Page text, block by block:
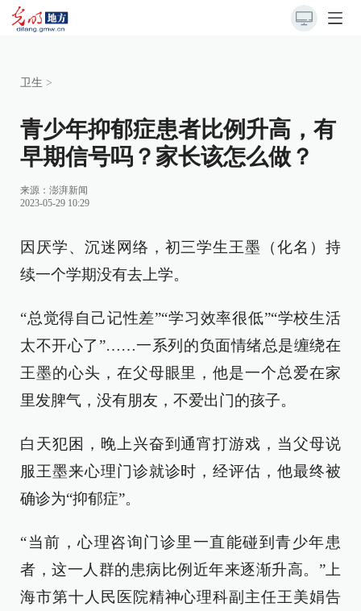
卫生 >
青少年抑郁症患者比例升高，有
早期信号吗？家长该怎么做？
来源： 澎湃新闻
2023-05-29 10:29
因厌学、沉迷网络，初三学生王墨（化名）持
续一个学期没有去上学。
“总觉得自己记性差”“学习效率很低”“学校生活
太不开心了”……一系列的负面情绪总是缠绕在
王墨的心头，在父母眼里，他是一个总爱在家
里发脾气，没有朋友，不爱出门的孩子。
白天犯困，晚上兴奋到通宵打游戏，当父母说
服王墨来心理门诊就诊时，经评估，他最终被
确诊为“抑郁症”。
“当前，心理咨询门诊里一直能碰到青少年患
者，这一人群的患病比例近年来逐渐升高。”上
海市第十人民医院精神心理科副主任王美娟告